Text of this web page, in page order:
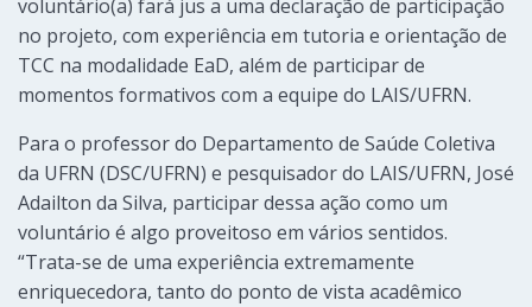
voluntário(a) fará jus a uma declaração de participação
no projeto, com experiência em tutoria e orientação de
TCC na modalidade EaD, além de participar de
momentos formativos com a equipe do LAIS/UFRN.
Para o professor do Departamento de Saúde Coletiva
da UFRN (DSC/UFRN) e pesquisador do LAIS/UFRN, José
Adailton da Silva, participar dessa ação como um
voluntário é algo proveitoso em vários sentidos.
“Trata-se de uma experiência extremamente
enriquecedora, tanto do ponto de vista acadêmico